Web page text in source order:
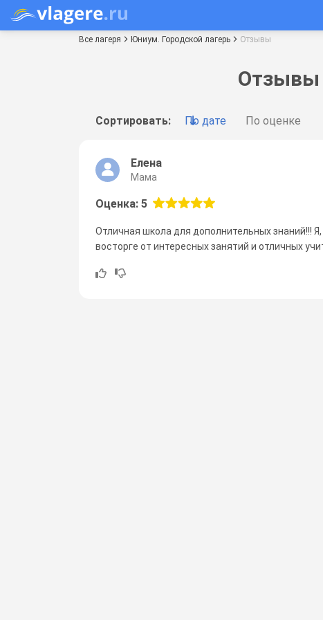
Все лагеря Юниум. Городской лагерь Отзывы
Отзывы
Сортировать: По дате По оценке
Елена
Мама
Оценка: 5
Отличная школа для дополнительных знаний!!!
восторге от интересных занятий и отличных